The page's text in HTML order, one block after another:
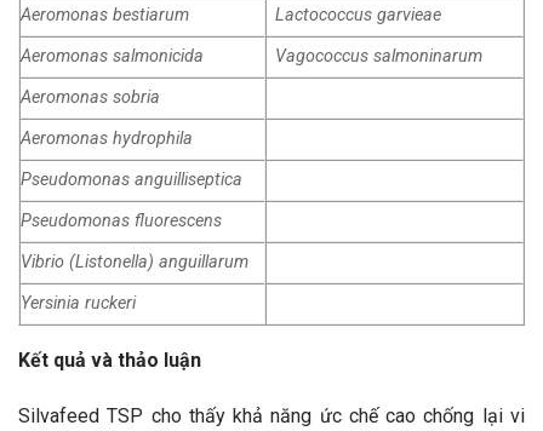
Aeromonas bestiarum
Lactococcus garvieae
Aeromonas salmonicida
Vagococcus salmoninarum
Aeromonas sobria
Aeromonas hydrophila
Pseudomonas anguilliseptica
Pseudomonas fluorescens
Vibrio (Listonella) anguillarum
Yersinia ruckeri
Kết quả và thảo luận
Silvafeed TSP cho thấy khả năng ức chế cao chống lại vi